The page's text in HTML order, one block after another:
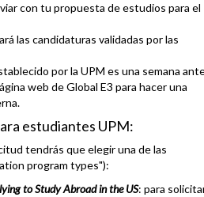
con tu propuesta de estudios para el
las candidaturas validadas por las
por la UPM es una semana
web de Global E3 para hacer una
estudiantes UPM:
tendrás que elegir una de las
program types"):
to Study Abroad in the US: para